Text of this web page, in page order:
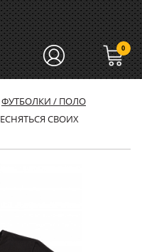
0
ФУТБОЛКИ / ПОЛО
СВОИХ